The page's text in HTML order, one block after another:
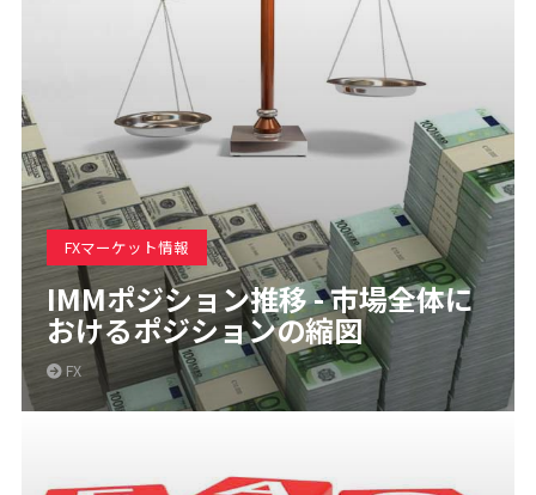
FXマーケット情報
IMMポジション推移 - 市場全体に
おけるポジションの縮図
FX